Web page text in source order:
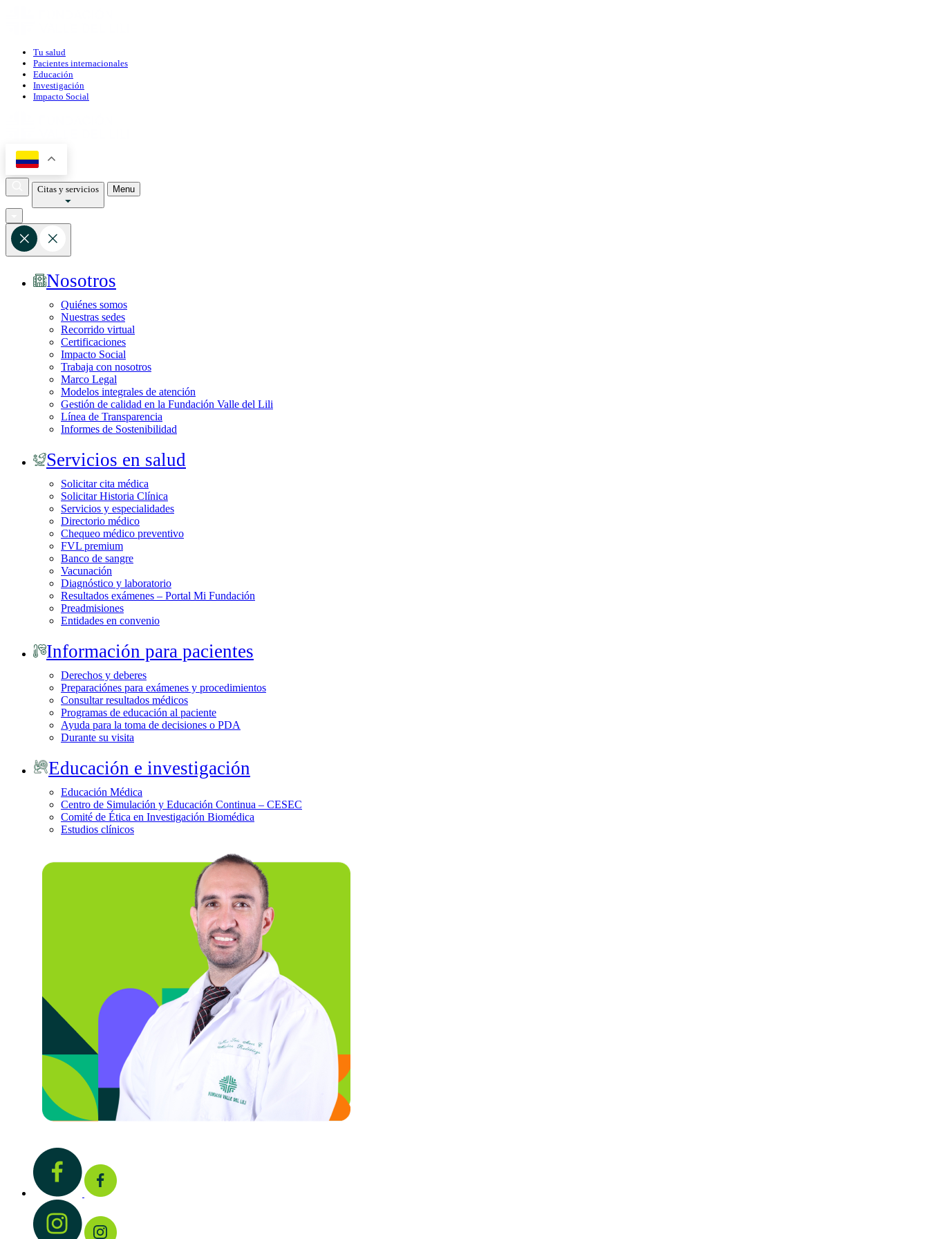
Tu salud
Pacientes internacionales
Educación
Investigación
Impacto Social
Citas y servicios Menu
Nosotros
Quiénes somos
Nuestras sedes
Recorrido virtual
Certificaciones
Impacto Social
Trabaja con nosotros
Marco Legal
Modelos integrales de atención
Gestión de calidad en la Fundación Valle del Lili
Línea de Transparencia
Informes de Sostenibilidad
Servicios en salud
Solicitar cita médica
Solicitar Historia Clínica
Servicios y especialidades
Directorio médico
Chequeo médico preventivo
FVL premium
Banco de sangre
Vacunación
Diagnóstico y laboratorio
Resultados exámenes – Portal Mi Fundación
Preadmisiones
Entidades en convenio
Información para pacientes
Derechos y deberes
Preparaciónes para exámenes y procedimientos
Consultar resultados médicos
Programas de educación al paciente
Ayuda para la toma de decisiones o PDA
Durante su visita
Educación e investigación
Educación Médica
Centro de Simulación y Educación Continua – CESEC
Comité de Ética en Investigación Biomédica
Estudios clínicos